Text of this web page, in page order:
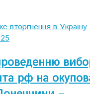
вторгнення в Україну
рф на